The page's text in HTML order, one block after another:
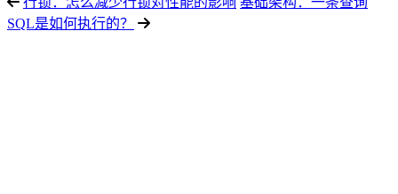
SQL是如何执行的？